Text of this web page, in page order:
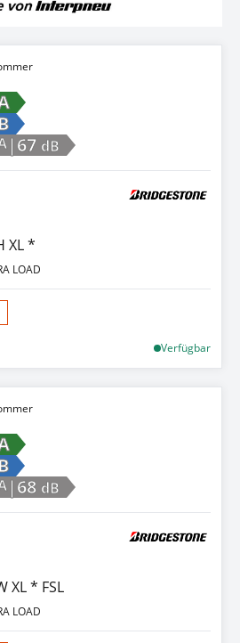
|67 dB
XL *
LOAD
Verfügbar
|68 dB
XL * FSL
LOAD